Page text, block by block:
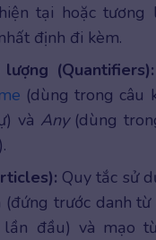
tại hoặc tương
định đi kèm.
(Quantifiers):
(dùng trong câu
và Any(dùng
Quy tắc sử
trước danh
lần đầu) và mạo